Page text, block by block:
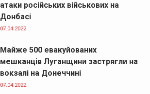
атаки російських військових на
Донбасі
07.04.2022
Майже 500 евакуйованих
мешканців Луганщини застрягли на
вокзалі на Донеччині
07.04.2022